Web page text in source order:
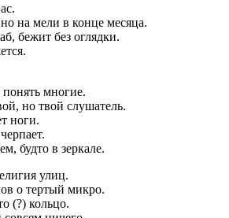
на мели в конце месяца.
бежит без оглядки.
многие.
но твой слушатель.
ноги.
будто в зеркале.
улиц.
о тертый микро.
(?) кольцо.